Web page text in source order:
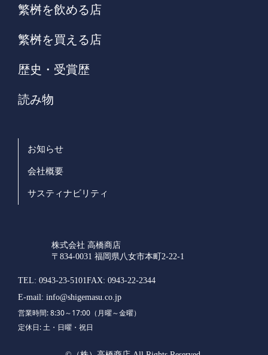
繁桝を飲める店
繁桝を買える店
歴史・受賞歴
読み物
お知らせ
会社概要
サスティナビリティ
株式会社 高橋商店
〒834-0031 福岡県八女市本町2-22-1
TEL: 0943-23-5101FAX: 0943-22-2344
E-mail: info@shigemasu.co.jp
営業時間: 8:30～17:00（月曜～金曜）
定休日: 土・日曜・祝日